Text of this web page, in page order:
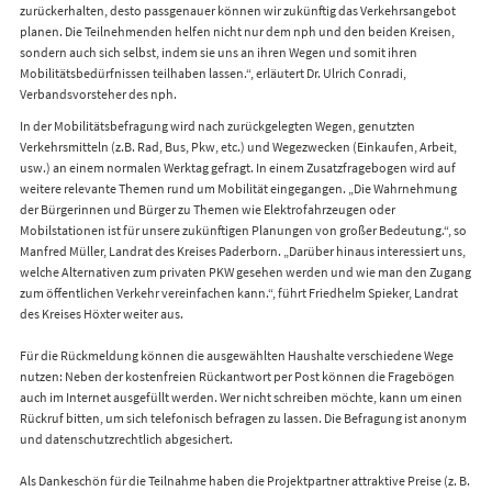
zurückerhalten, desto passgenauer können wir zukünftig das Verkehrsangebot
planen. Die Teilnehmenden helfen nicht nur dem nph und den beiden Kreisen,
sondern auch sich selbst, indem sie uns an ihren Wegen und somit ihren
Mobilitätsbedürfnissen teilhaben lassen.“, erläutert Dr. Ulrich Conradi,
Verbandsvorsteher des nph.
In der Mobilitätsbefragung wird nach zurückgelegten Wegen, genutzten
Verkehrsmitteln (z.B. Rad, Bus, Pkw, etc.) und Wegezwecken (Einkaufen, Arbeit,
usw.) an einem normalen Werktag gefragt. In einem Zusatzfragebogen wird auf
weitere relevante Themen rund um Mobilität eingegangen. „Die Wahrnehmung
der Bürgerinnen und Bürger zu Themen wie Elektrofahrzeugen oder
Mobilstationen ist für unsere zukünftigen Planungen von großer Bedeutung.“, so
Manfred Müller, Landrat des Kreises Paderborn. „Darüber hinaus interessiert uns,
welche Alternativen zum privaten PKW gesehen werden und wie man den Zugang
zum öffentlichen Verkehr vereinfachen kann.“, führt Friedhelm Spieker, Landrat
des Kreises Höxter weiter aus.
Für die Rückmeldung können die ausgewählten Haushalte verschiedene Wege
nutzen: Neben der kostenfreien Rückantwort per Post können die Fragebögen
auch im Internet ausgefüllt werden. Wer nicht schreiben möchte, kann um einen
Rückruf bitten, um sich telefonisch befragen zu lassen. Die Befragung ist anonym
und datenschutzrechtlich abgesichert.
Als Dankeschön für die Teilnahme haben die Projektpartner attraktive Preise (z. B.